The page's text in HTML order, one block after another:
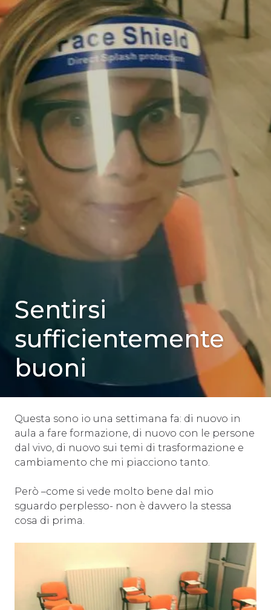
SENZA
CATEGORIA
Sentirsi
sufficientemente
buoni
Questa sono io una settimana fa: di nuovo in
aula a fare formazione, di nuovo con le persone
dal vivo, di nuovo sui temi di trasformazione e
cambiamento che mi piacciono tanto.
Però –come si vede molto bene dal mio
sguardo perplesso- non è davvero la stessa
cosa di prima.